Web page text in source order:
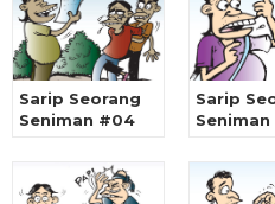
Sarip Seorang
Seniman #04
Sarip
Seniman